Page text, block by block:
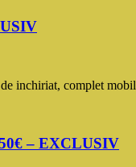
complet
– EXCLUSIV